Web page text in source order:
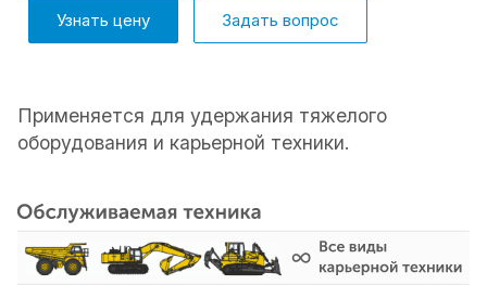
Узнать цену Задать вопрос
Применяется для удержания тяжелого
оборудования и карьерной техники.